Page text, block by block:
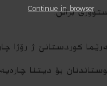
بزانن.
كوردستانێ ژ رۆژا
بۆ دیتنا
Continue in browser